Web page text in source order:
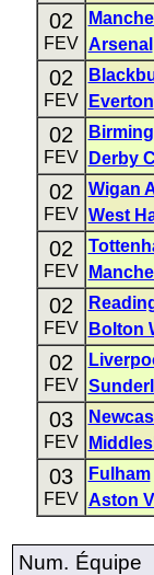
02
FEV Arsenal
02
FEV Everton
02
FEV Derby
02
FEV
Wigan
West
02
FEV
02
FEV Bolton
02
FEV
03
FEV
03
FEV
Fulham
Aston
Num. Équipe